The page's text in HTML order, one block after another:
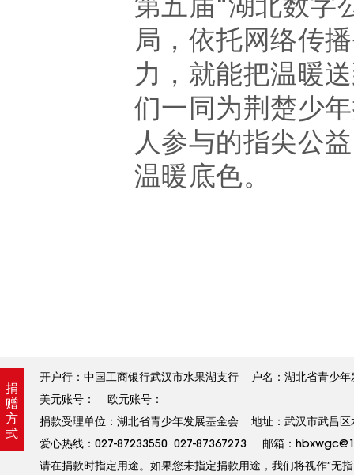
局，依托网络传
力，就能把温暖
们一同为荆楚少
人参与的指尖公
温暖底色。
捐
赠
方
式
开户行：中国工商银行武汉市水果湖支行 户名：湖北省青
美元账号： 欧元账号：
捐款受理单位：湖北省青少年发展基金会 地址：武汉市武昌
爱心热线：027-87233550 027-87367273 邮箱：
请在捐款时指定用途。如果您未指定捐款用途，我们将视作”无